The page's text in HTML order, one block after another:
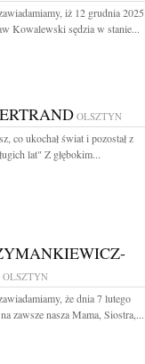
iż 12 grudnia 2025
Kowalewski sędzia w stanie...
OLSZTYN
co ukochał świat i pozostał z
lat" Z głębokim...
OLSZTYN
że dnia 7 lutego
zawsze nasza Mama, Siostra,...